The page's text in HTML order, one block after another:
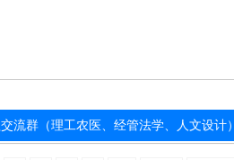
流群（理工农医、经管法学、人文设计）